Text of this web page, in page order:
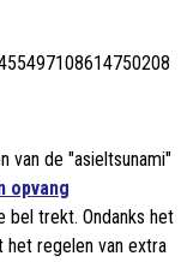
van de "asieltsunami"
opvang
bel trekt. Ondanks het
regelen van extra